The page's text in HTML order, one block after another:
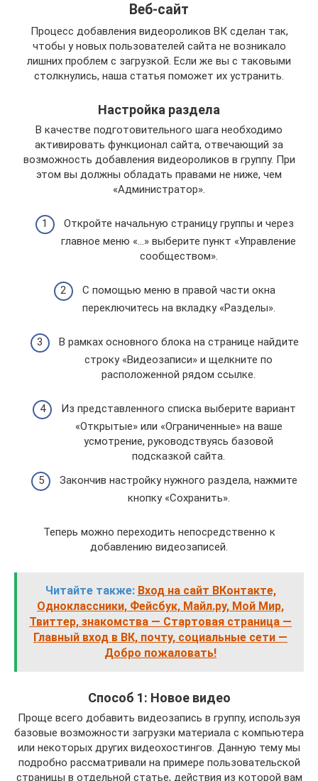
Веб-сайт
Процесс добавления видеороликов ВК сделан так,
чтобы у новых пользователей сайта не возникало
лишних проблем с загрузкой. Если же вы с таковыми
столкнулись, наша статья поможет их устранить.
Настройка раздела
В качестве подготовительного шага необходимо
активировать функционал сайта, отвечающий за
возможность добавления видеороликов в группу. При
этом вы должны обладать правами не ниже, чем
«Администратор».
Откройте начальную страницу группы и через
главное меню «…» выберите пункт «Управление
сообществом».
С помощью меню в правой части окна
переключитесь на вкладку «Разделы».
В рамках основного блока на странице найдите
строку «Видеозаписи» и щелкните по
расположенной рядом ссылке.
Из представленного списка выберите вариант
«Открытые» или «Ограниченные» на ваше
усмотрение, руководствуясь базовой
подсказкой сайта.
Закончив настройку нужного раздела, нажмите
кнопку «Сохранить».
Теперь можно переходить непосредственно к
добавлению видеозаписей.
Читайте также: Вход на сайт ВКонтакте,
Одноклассники, Фейсбук, Майл.ру, Мой Мир,
Твиттер, знакомства — Стартовая страница —
Главный вход в ВК, почту, социальные сети —
Добро пожаловать!
Способ 1: Новое видео
Проще всего добавить видеозапись в группу, используя
базовые возможности загрузки материала с компьютера
или некоторых других видеохостингов. Данную тему мы
подробно рассматривали на примере пользовательской
страницы в отдельной статье, действия из которой вам